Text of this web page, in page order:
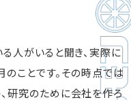
人がいると聞き、実際に
ことです。その時点では
研究のために会社を作ろ